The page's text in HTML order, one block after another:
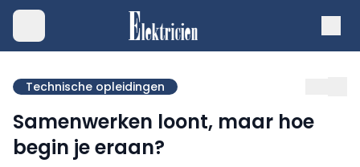
Technische opleidingen
Samenwerken loont, maar hoe
begin je eraan?